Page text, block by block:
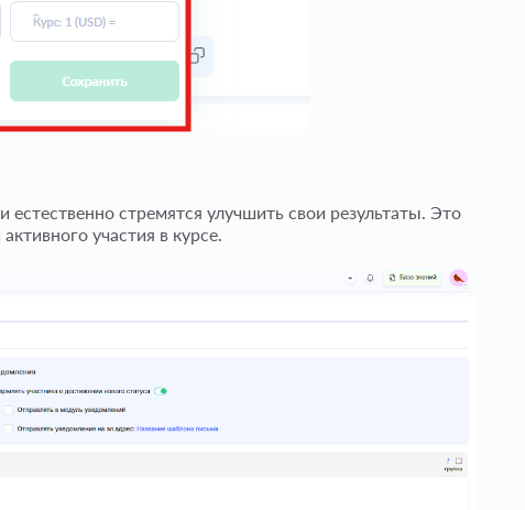
стремятся улучшить свои результаты. Это
участия в курсе.